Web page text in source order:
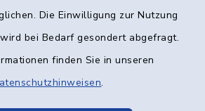
Die Einwilligung zur Nutzung
bei Bedarf gesondert abgefragt.
finden Sie in unseren
.
Kommunikation
Sitemap